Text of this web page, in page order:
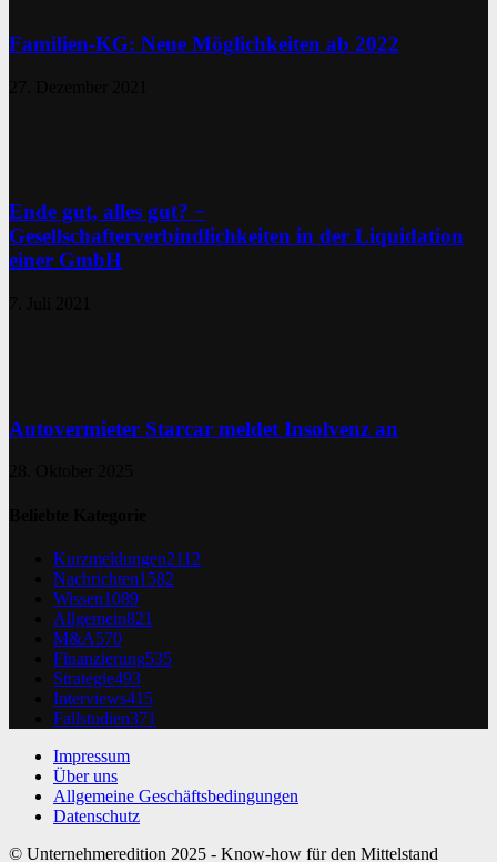
Familien-KG: Neue Möglichkeiten ab 2022
Ende gut, alles gut? −
Gesellschafterverbindlichkeiten in der Liquidation
einer GmbH
Autovermieter Starcar meldet Insolvenz an
Kurzmeldungen2112
Nachrichten1582
Wissen1089
Allgemein821
M&A570
Finanzierung535
Strategie493
Interviews415
Fallstudien371
Impressum
Über uns
Allgemeine Geschäftsbedingungen
Datenschutz
© Unternehmeredition 2025 - Know-how für den Mittelstand